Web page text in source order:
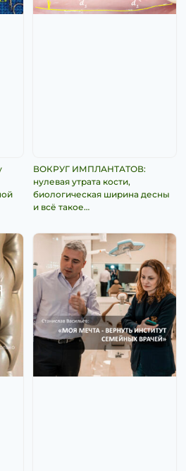
ВОКРУГ ИМПЛАНТАТОВ:
нулевая утрата кости,
биологическая ширина десны
и всё такое…